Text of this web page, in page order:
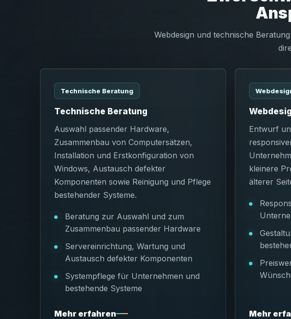
Webdesign und technische
Technische Beratung
Technische Beratung
Auswahl passender Hardware,
Zusammenbau von Computersätzen,
Installation und Erstkonfiguration von
Windows, Austausch defekter
Komponenten sowie Reinigung und Pflege
bestehender Systeme.
Beratung zur Auswahl und zum
Zusammenbau passender Hardware
Servereinrichtung, Wartung und
Austausch defekter Komponenten
Systempflege für Unternehmen und
bestehende Systeme
Mehr erfahren
Entwurf
kleinere
älterer
Mehr